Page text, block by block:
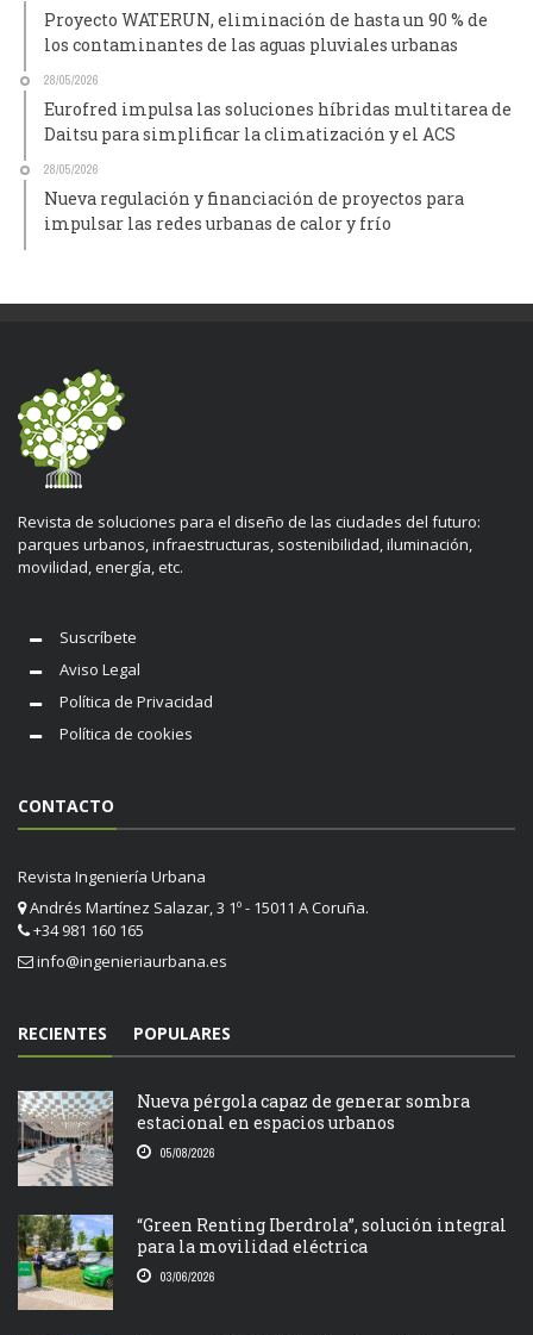
Proyecto WATERUN, eliminación de hasta un 90 % de
los contaminantes de las aguas pluviales urbanas
28/05/2026
Eurofred impulsa las soluciones híbridas multitarea de
Daitsu para simplificar la climatización y el ACS
28/05/2026
Nueva regulación y financiación de proyectos para
impulsar las redes urbanas de calor y frío
Revista de soluciones para el diseño de las ciudades del futuro:
parques urbanos, infraestructuras, sostenibilidad, iluminación,
movilidad, energía, etc.
Suscríbete
Aviso Legal
Política de Privacidad
Política de cookies
CONTACTO
Revista Ingeniería Urbana
Andrés Martínez Salazar, 3 1º - 15011 A Coruña.
+34 981 160 165
info@ingenieriaurbana.es
RECIENTES POPULARES
Nueva pérgola capaz de generar sombra
estacional en espacios urbanos
05/08/2026
“Green Renting Iberdrola”, solución integral
para la movilidad eléctrica
03/06/2026